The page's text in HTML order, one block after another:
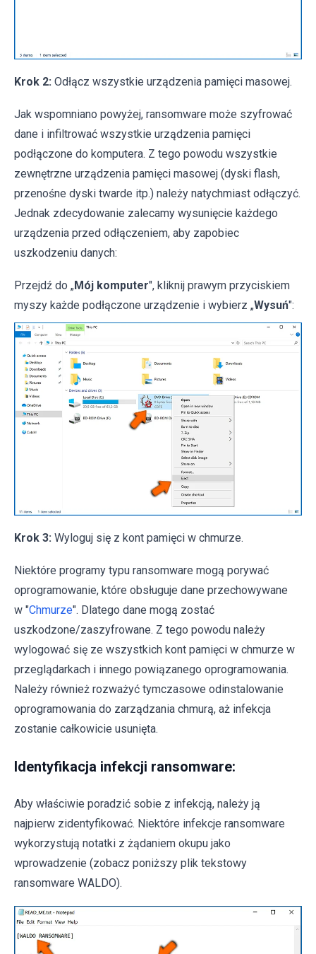
Krok 2: Odłącz wszystkie urządzenia pamięci masowej.
Jak wspomniano powyżej, ransomware może szyfrować
dane i infiltrować wszystkie urządzenia pamięci
podłączone do komputera. Z tego powodu wszystkie
zewnętrzne urządzenia pamięci masowej (dyski flash,
przenośne dyski twarde itp.) należy natychmiast odłączyć.
Jednak zdecydowanie zalecamy wysunięcie każdego
urządzenia przed odłączeniem, aby zapobiec
uszkodzeniu danych:
Przejdź do „Mój komputer", kliknij prawym przyciskiem
myszy każde podłączone urządzenie i wybierz „Wysuń":
Krok 3: Wyloguj się z kont pamięci w chmurze.
Niektóre programy typu ransomware mogą porywać
oprogramowanie, które obsługuje dane przechowywane
w "Chmurze". Dlatego dane mogą zostać
uszkodzone/zaszyfrowane. Z tego powodu należy
wylogować się ze wszystkich kont pamięci w chmurze w
przeglądarkach i innego powiązanego oprogramowania.
Należy również rozważyć tymczasowe odinstalowanie
oprogramowania do zarządzania chmurą, aż infekcja
zostanie całkowicie usunięta.
Identyfikacja infekcji ransomware:
Aby właściwie poradzić sobie z infekcją, należy ją
najpierw zidentyfikować. Niektóre infekcje ransomware
wykorzystują notatki z żądaniem okupu jako
wprowadzenie (zobacz poniższy plik tekstowy
ransomware WALDO).